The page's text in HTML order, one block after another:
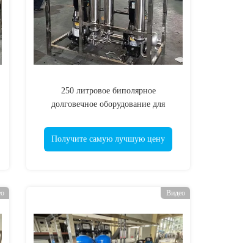
250 литровое биполярное
долговечное оборудование для
Получите самую лучшую цену
Видео